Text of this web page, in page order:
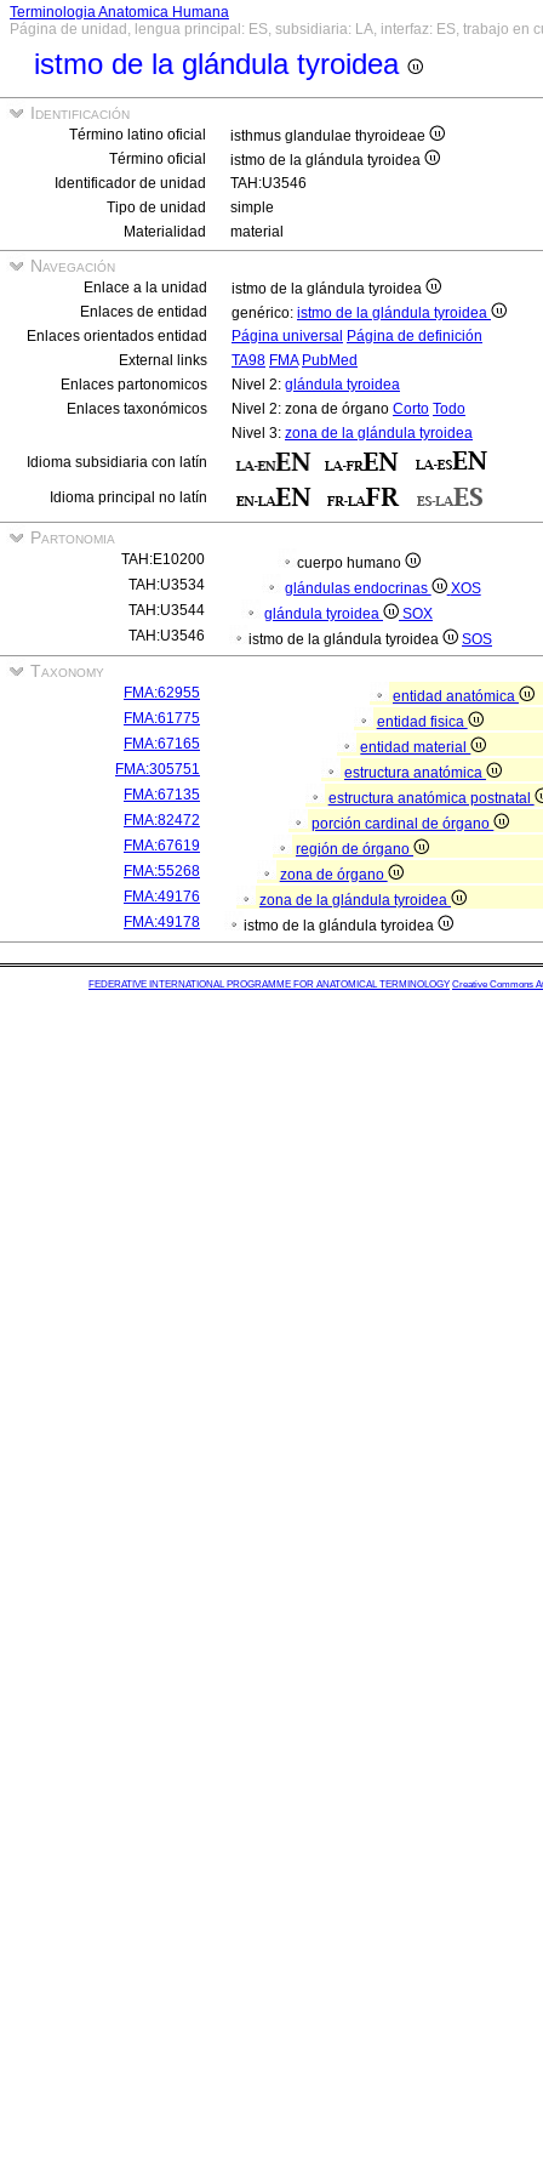
Terminologia Anatomica Humana
Página de unidad, lengua principal: ES, subsidiaria: LA, interfaz: ES, trabajo en
istmo de la glándula tyroidea
Identificación
Término latino oficial
isthmus glandulae thyroideae
Término oficial
istmo de la glándula tyroidea
Identificador de unidad
TAH:U3546
Tipo de unidad
simple
Materialidad
material
Navegación
Enlace a la unidad
istmo de la glándula tyroidea
Enlaces de entidad
genérico: istmo de la glándula tyroidea
Enlaces orientados entidad
Página universal Página de definición
External links
TA98 FMA PubMed
Enlaces partonomicos
Nivel 2: glándula tyroidea
Enlaces taxonómicos
Nivel 2: zona de órgano Corto Todo
Nivel 3: zona de la glándula tyroidea
Idioma subsidiaria con latín
Idioma principal no latín
Partonomia
TAH:E10200
cuerpo humano
TAH:U3534
glándulas endocrinas
XOS
TAH:U3544
glándula tyroidea
SOX
TAH:U3546
istmo de la glándula tyroidea SOS
Taxonomy
FMA:62955
entidad anatómica
FMA:61775
entidad fisica
FMA:67165
entidad material
FMA:305751
estructura anatómica
FMA:67135
estructura anatómica postnatal
FMA:82472
porción cardinal de órgano
FMA:67619
región de órgano
FMA:55268
zona de órgano
FMA:49176
zona de la glándula tyroidea
FMA:49178
istmo de la glándula tyroidea
FEDERATIVE INTERNATIONAL PROGRAMME FOR ANATOMICAL TERMINOLOGY Creative Commons